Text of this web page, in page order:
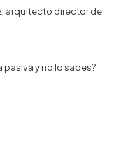
arquitecto director de
pasiva y no lo sabes?